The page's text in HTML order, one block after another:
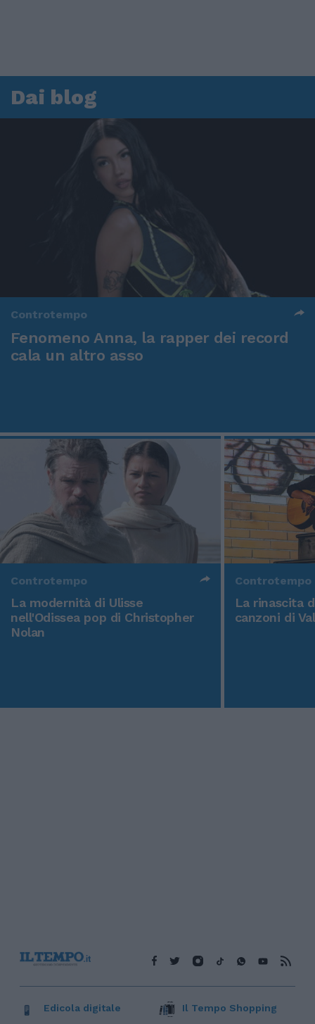
Dai blog
Controtempo
Fenomeno Anna, la rapper dei record
cala un altro asso
Controtempo
La modernità di Ulisse
nell'Odissea pop di Christopher
Nolan
Controtempo
La rinascita
canzoni di
Edicola digitale Il Tempo Shopping